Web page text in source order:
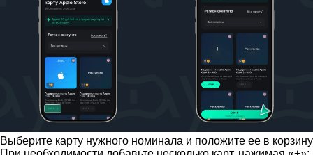
Выберите карту нужного номинала и положите ее в корзину